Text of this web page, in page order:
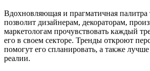
Вдохновляющая и прагматичная палитра
позволит дизайнерам, декораторам,
маркетологам прочувствовать каждый
его в своем секторе. Тренды откроют
помогут его спланировать, а также
реалии.